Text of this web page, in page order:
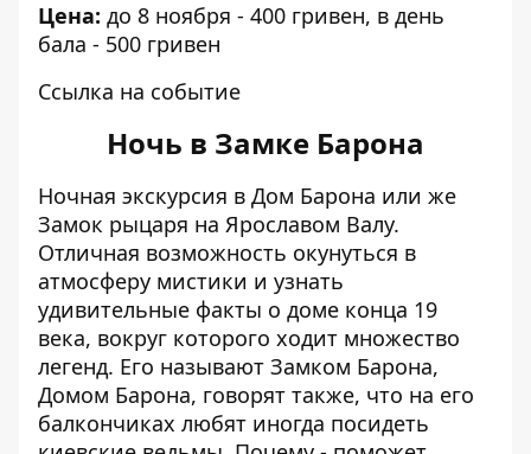
Цена: до 8 ноября - 400 гривен, в день
бала - 500 гривен
Ссылка на событие
Ночь в Замке Барона
Ночная экскурсия в Дом Барона или же
Замок рыцаря на Ярославом Валу.
Отличная возможность окунуться в
атмосферу мистики и узнать
удивительные факты о доме конца 19
века, вокруг которого ходит множество
легенд. Его называют Замком Барона,
Домом Барона, говорят также, что на его
балкончиках любят иногда посидеть